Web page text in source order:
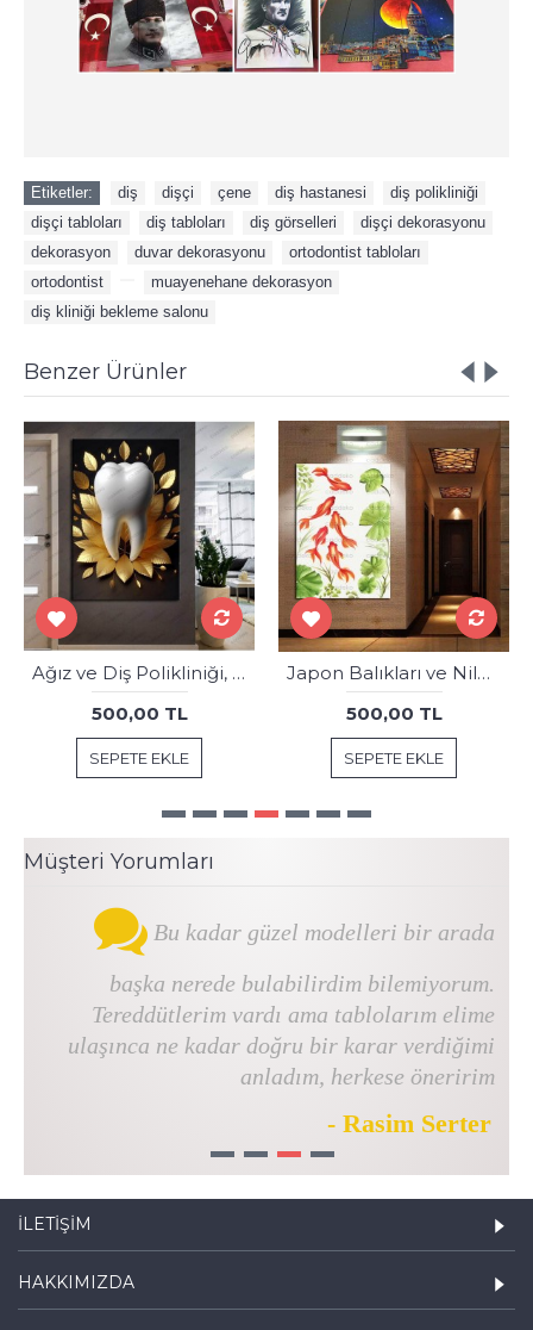
Etiketler: diş dişçi çene diş hastanesi diş polikliniği
dişçi tabloları
diş tabloları diş görselleri dişçi dekorasyonu
dekorasyon
duvar dekorasyonu ortodontist tabloları
ortodontist
muayenehane dekorasyon
diş kliniği bekleme salonu
Benzer Ürünler
Ağız ve Diş Polikliniği, Dişçi Tabloları Dekoratif Diş, Dekoratif Dişçi, Dişçi Dekorasyonu dsc382
500,00 TL
SEPETE EKLE
Japon Balıkları ve Nilüfer Yaprağı Shui Kanvas Tablo fngs5
500,00 TL
SEPETE EKLE
Müşteri Yorumları
Bu kadar güzel modelleri bir arada
başka nerede bulabilirdim bilemiyorum.
Tereddütlerim vardı ama tablolarım elime
ulaşınca ne kadar doğru bir karar verdiğimi
anladım, herkese öneririm
- Rasim Serter
1 2 3 4
İLETIŞIM
HAKKIMIZDA